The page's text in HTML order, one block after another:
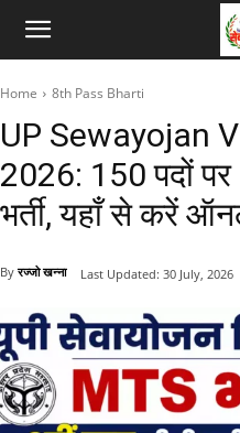
Home 8th Pass Bharti
UP Sewayojan
2026: 150 पदों पर
भर्ती, यहाँ से करें
By रज्जो खन्ना Last Updated: 30 July, 2026